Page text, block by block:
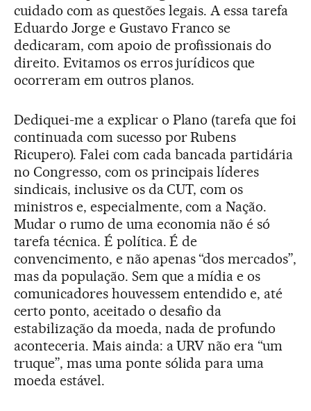
cuidado com as questões legais. A essa tarefa
Eduardo Jorge e Gustavo Franco se
dedicaram, com apoio de profissionais do
direito. Evitamos os erros jurídicos que
ocorreram em outros planos.
Dediquei-me a explicar o Plano (tarefa que foi
continuada com sucesso por Rubens
Ricupero). Falei com cada bancada partidária
no Congresso, com os principais líderes
sindicais, inclusive os da CUT, com os
ministros e, especialmente, com a Nação.
Mudar o rumo de uma economia não é só
tarefa técnica. É política. É de
convencimento, e não apenas “dos mercados”,
mas da população. Sem que a mídia e os
comunicadores houvessem entendido e, até
certo ponto, aceitado o desafio da
estabilização da moeda, nada de profundo
aconteceria. Mais ainda: a URV não era “um
truque”, mas uma ponte sólida para uma
moeda estável.